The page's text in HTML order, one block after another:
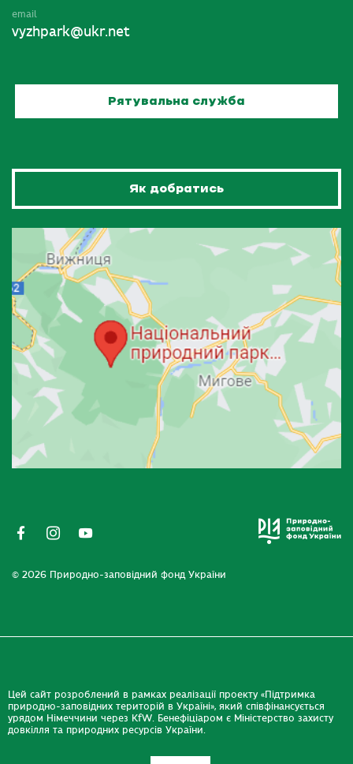
email
vyzhpark@ukr.net
Рятувальна служба
Як добратись
© 2026 Природно-заповідний фонд України
Цей сайт розроблений в рамках реалізації проекту «Підтримка
природно-заповідних територій в Україні», який співфінансується
урядом Німеччини через KfW. Бенефіціаром є Міністерство захисту
довкілля та природних ресурсів України.